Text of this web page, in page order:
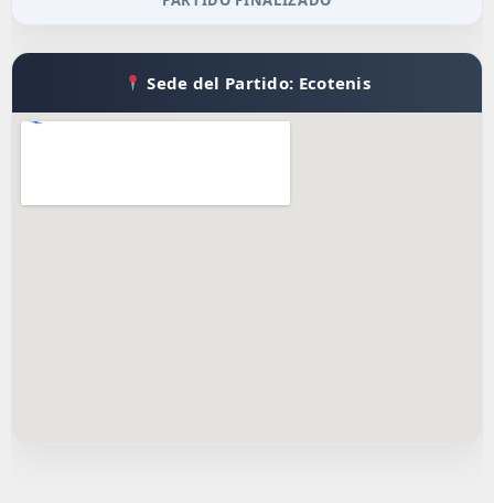
Sede del Partido: Ecotenis